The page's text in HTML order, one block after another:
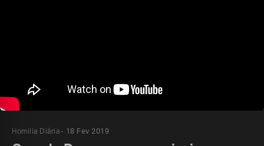
Homilia Diária 18 Fev 2019